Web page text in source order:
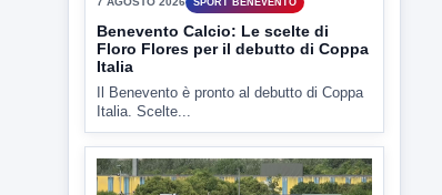
Il Benevento è pronto al debutto di Coppa
Italia. Scelte...